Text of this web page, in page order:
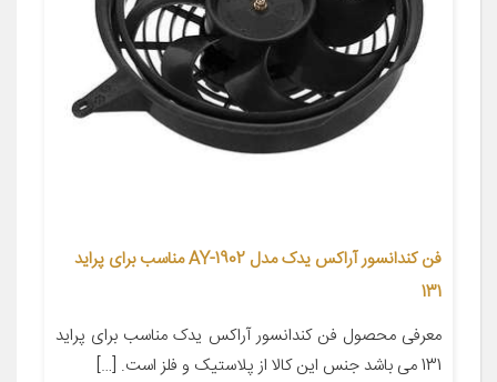
فن کندانسور آراکس یدک مدل AY-1902 مناسب برای پراید
131
معرفی محصول فن کندانسور آراکس یدک مناسب برای پراید
131 می باشد جنس این کالا از پلاستیک و فلز است. […]